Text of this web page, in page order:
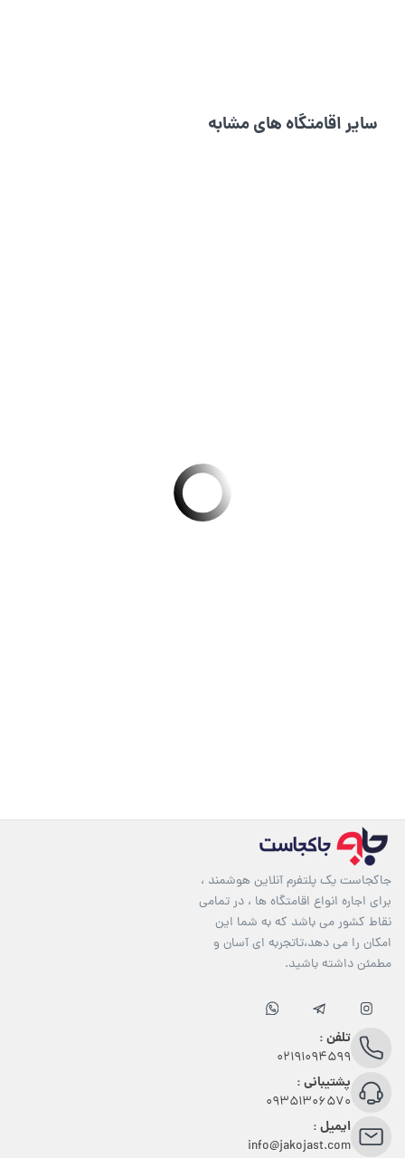
سایر اقامتگاه های مشابه
جاکجاست یک پلتفرم آنلاین هوشمند ،
برای اجاره انواع اقامتگاه ها ، در تمامی
نقاط کشور می باشد که به شما این
امکان را می دهد،تاتجربه ای آسان و
مطمئن داشته باشید.
تلفن :
02191094599
پشتیبانی :
09351306570
ایمیل :
info@jakojast.com